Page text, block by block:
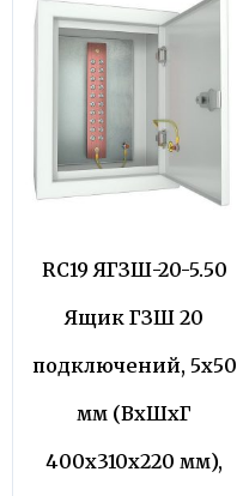
RC19 ЯГЗШ-20-5.50
Ящик ГЗШ 20
подключений, 5х50
мм (ВхШхГ
400х310х220 мм),